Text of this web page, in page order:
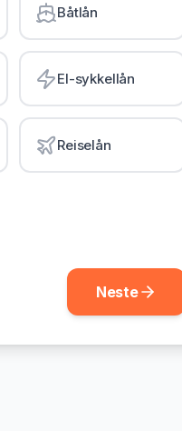
Båtlån
El-sykkellån
Reiselån
Neste